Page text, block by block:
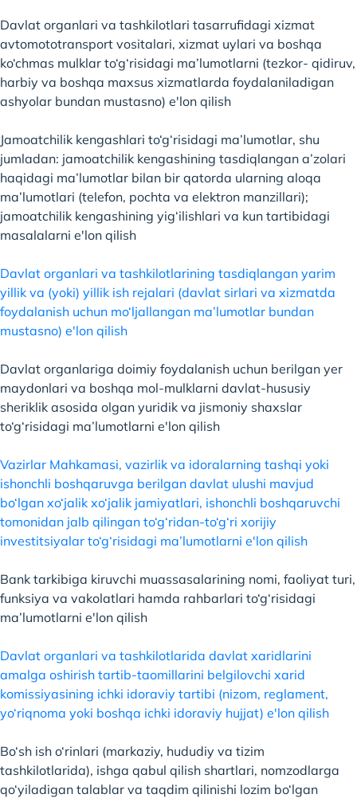
Davlat organlari va tashkilotlari tasarrufidagi xizmat
avtomototransport vositalari, xizmat uylari va boshqa
ko‘chmas mulklar to‘g‘risidagi ma’lumotlarni (tezkor- qidiruv,
harbiy va boshqa maxsus xizmatlarda foydalaniladigan
ashyolar bundan mustasno) e'lon qilish
Jamoatchilik kengashlari to‘g‘risidagi ma’lumotlar, shu
jumladan: jamoatchilik kengashining tasdiqlangan a’zolari
haqidagi ma’lumotlar bilan bir qatorda ularning aloqa
ma’lumotlari (telefon, pochta va elektron manzillari);
jamoatchilik kengashining yig‘ilishlari va kun tartibidagi
masalalarni e'lon qilish
Davlat organlari va tashkilotlarining tasdiqlangan yarim
yillik va (yoki) yillik ish rejalari (davlat sirlari va xizmatda
foydalanish uchun mo‘ljallangan ma’lumotlar bundan
mustasno) e'lon qilish
Davlat organlariga doimiy foydalanish uchun berilgan yer
maydonlari va boshqa mol-mulklarni davlat-hususiy
sheriklik asosida olgan yuridik va jismoniy shaxslar
to‘g‘risidagi ma’lumotlarni e'lon qilish
Vazirlar Mahkamasi, vazirlik va idoralarning tashqi yoki
ishonchli boshqaruvga berilgan davlat ulushi mavjud
bo‘lgan xo‘jalik xo‘jalik jamiyatlari, ishonchli boshqaruvchi
tomonidan jalb qilingan to‘g‘ridan-to‘g‘ri xorijiy
investitsiyalar to‘g‘risidagi ma’lumotlarni e'lon qilish
Bank tarkibiga kiruvchi muassasalarining nomi, faoliyat turi,
funksiya va vakolatlari hamda rahbarlari to‘g‘risidagi
ma’lumotlarni e'lon qilish
Davlat organlari va tashkilotlarida davlat xaridlarini
amalga oshirish tartib-taomillarini belgilovchi xarid
komissiyasining ichki idoraviy tartibi (nizom, reglament,
yo‘riqnoma yoki boshqa ichki idoraviy hujjat) e'lon qilish
Bo‘sh ish o‘rinlari (markaziy, hududiy va tizim
tashkilotlarida), ishga qabul qilish shartlari, nomzodlarga
qo‘yiladigan talablar va taqdim qilinishi lozim bo‘lgan